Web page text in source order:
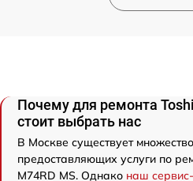
Почему для ремонта
стоит выбрать нас
В Москве существует
предоставляющих услуги по
M74RD MS. Однако наш